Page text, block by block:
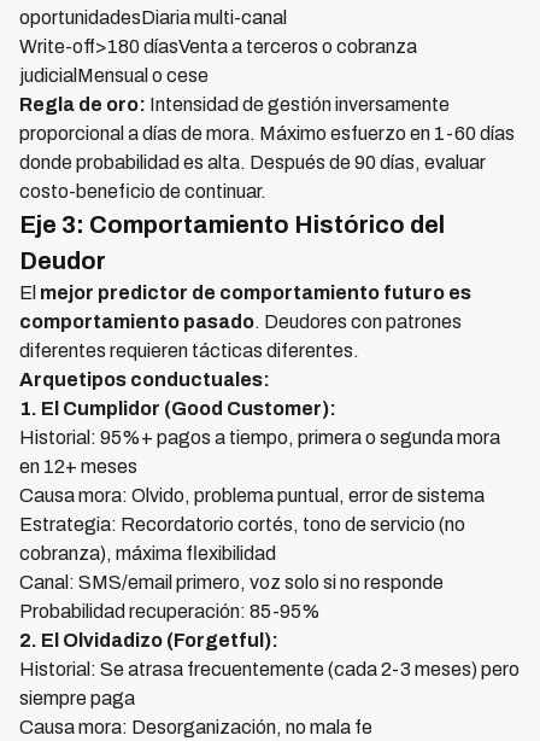
oportunidadesDiaria multi-canal
Write-off>180 díasVenta a terceros o cobranza
judicialMensual o cese
Regla de oro: Intensidad de gestión inversamente
proporcional a días de mora. Máximo esfuerzo en 1-60 días
donde probabilidad es alta. Después de 90 días, evaluar
costo-beneficio de continuar.
Eje 3: Comportamiento Histórico del
Deudor
El mejor predictor de comportamiento futuro es
comportamiento pasado. Deudores con patrones
diferentes requieren tácticas diferentes.
Arquetipos conductuales:
1. El Cumplidor (Good Customer):
Historial: 95%+ pagos a tiempo, primera o segunda mora
en 12+ meses
Causa mora: Olvido, problema puntual, error de sistema
Estrategia: Recordatorio cortés, tono de servicio (no
cobranza), máxima flexibilidad
Canal: SMS/email primero, voz solo si no responde
Probabilidad recuperación: 85-95%
2. El Olvidadizo (Forgetful):
Historial: Se atrasa frecuentemente (cada 2-3 meses) pero
siempre paga
Causa mora: Desorganización, no mala fe